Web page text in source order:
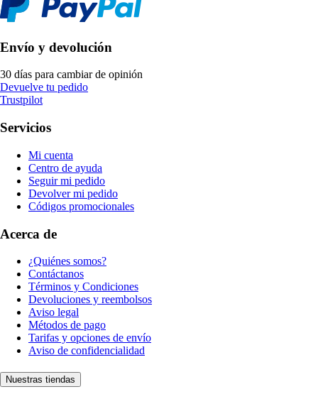
Envío y devolución
30 días para cambiar de opinión
Devuelve tu pedido
Trustpilot
Servicios
Mi cuenta
Centro de ayuda
Seguir mi pedido
Devolver mi pedido
Códigos promocionales
Acerca de
¿Quiénes somos?
Contáctanos
Términos y Condiciones
Devoluciones y reembolsos
Aviso legal
Métodos de pago
Tarifas y opciones de envío
Aviso de confidencialidad
Nuestras tiendas